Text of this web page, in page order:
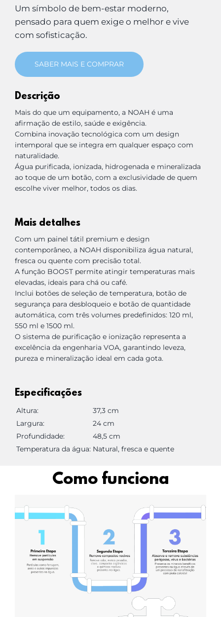
Um símbolo de bem-estar moderno,
pensado para quem exige o melhor e vive
com sofisticação.
SABER MAIS E COMPRAR
Descrição
Mais do que um equipamento, a NOAH é uma
afirmação de estilo, saúde e exigência.
Combina inovação tecnológica com um design
intemporal que se integra em qualquer espaço com
naturalidade.
Água purificada, ionizada, hidrogenada e mineralizada
ao toque de um botão, com a exclusividade de quem
escolhe viver melhor, todos os dias.
Mais detalhes
Com um painel tátil premium e design
contemporâneo, a NOAH disponibiliza água natural,
fresca ou quente com precisão total.
A função BOOST permite atingir temperaturas mais
elevadas, ideais para chá ou café.
Inclui botões de seleção de temperatura, botão de
segurança para desbloqueio e botão de quantidade
automática, com três volumes predefinidos: 120 ml,
550 ml e 1500 ml.
O sistema de purificação e ionização representa a
excelência da engenharia VOA, garantindo leveza,
pureza e mineralização ideal em cada gota.
Especificações
Altura:
37,3 cm
Largura:
24 cm
Profundidade:
48,5 cm
Temperatura da água: Natural, fresca e quente
Como funciona